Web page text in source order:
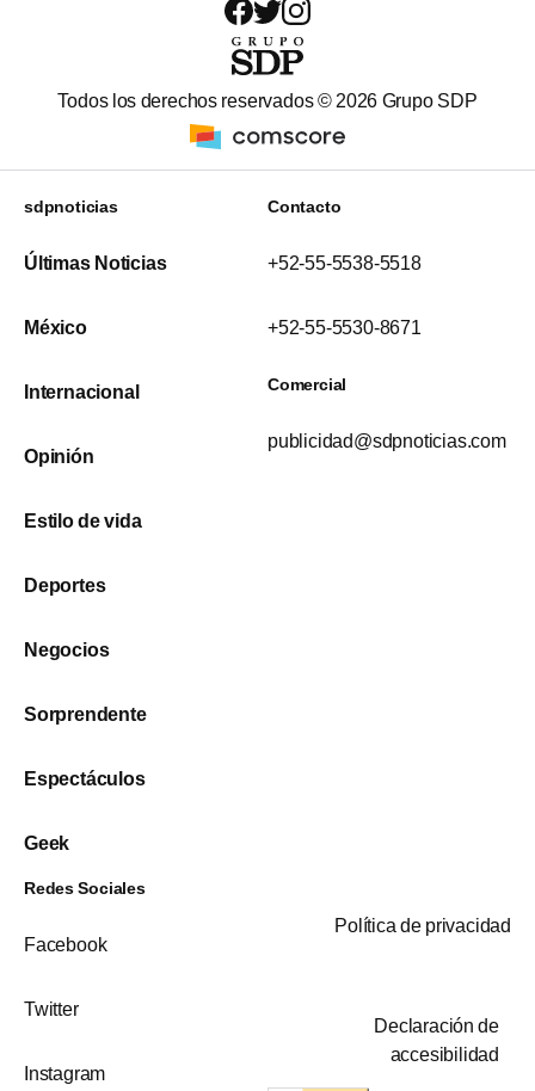
Todos los derechos reservados © 2026 Grupo SDP
sdpnoticias
Últimas Noticias
México
Internacional
Opinión
Estilo de vida
Deportes
Negocios
Sorprendente
Espectáculos
Geek
Contacto
+52-55-5538-5518
+52-55-5530-8671
Comercial
publicidad@sdpnoticias.com
Redes Sociales
Facebook
Twitter
Instagram
Política de privacidad
Declaración de
accesibilidad